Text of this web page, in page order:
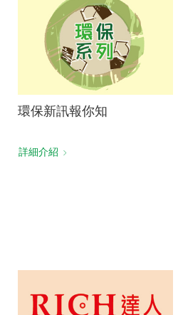
環保新訊報你知
詳細介紹